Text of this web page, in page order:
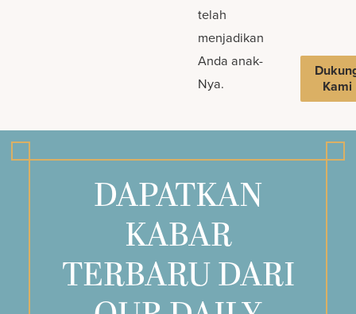
telah
menjadikan
Anda anak-
Nya.
Kami
DAPATKAN
KABAR
TERBARU DARI